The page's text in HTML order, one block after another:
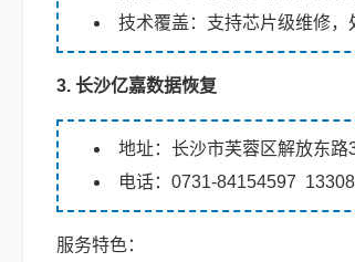
技术覆盖：支持芯片级维修，
3. 长沙亿嘉数据恢复
地址：长沙市芙蓉区解放东路
电话：0731-84154597
服务特色：